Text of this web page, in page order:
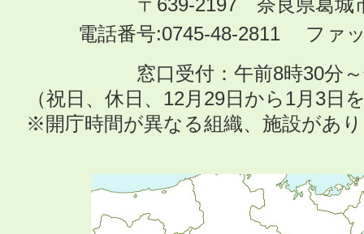
〒639-2197 奈良県葛城
電話番号:0745-48-2811 ファ
窓口受付：午前8時30分
（祝日、休日、12月29日から1月3日
※開庁時間が異なる組織、施設があ